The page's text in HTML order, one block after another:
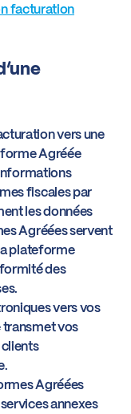
facturation
vers une
Agréée
fiscales par
les données
Agréées servent
plateforme
des
vers vos
transmet vos
Agréées
annexes